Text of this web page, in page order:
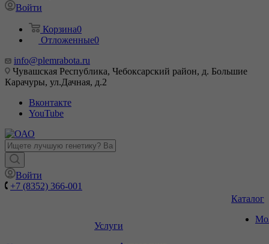
Войти
Корзина0
Отложенные0
info@plemrabota.ru
Чувашская Республика, Чебоксарский район, д. Большие
Карачуры, ул.Дачная, д.2
Вконтакте
YouTube
Войти
+7 (8352) 366-001
Услуги
Каталог